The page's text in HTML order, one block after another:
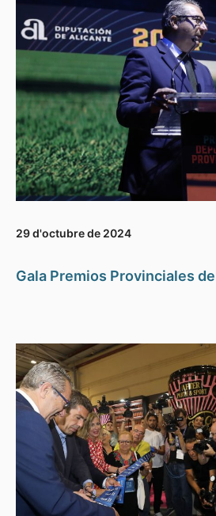
29 d'octubre de 2024
Gala Premios Provinciales